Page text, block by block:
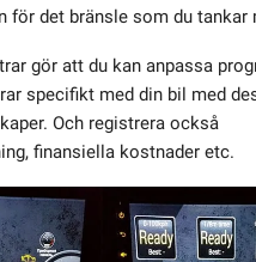
för det bränsle som du tankar
gör att du kan anpassa
specifikt med din bil med
Och registrera också
finansiella kostnader etc.